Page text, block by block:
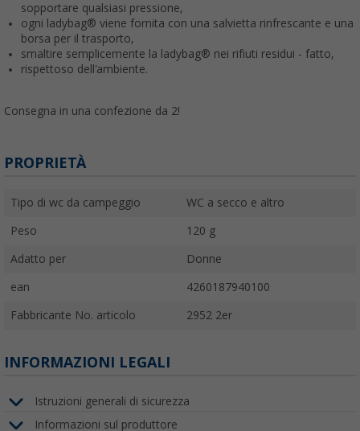
sopportare qualsiasi pressione,
ogni ladybag® viene fornita con una salvietta rinfrescante e una
borsa per il trasporto,
smaltire semplicemente la ladybag® nei rifiuti residui - fatto,
rispettoso dell'ambiente.
Consegna in una confezione da 2!
PROPRIETÀ
Tipo di wc da campeggio WC a secco e altro
Peso 120 g
Adatto per Donne
ean 4260187940100
Fabbricante No. articolo 2952 2er
INFORMAZIONI LEGALI
Istruzioni generali di sicurezza
Informazioni sul produttore